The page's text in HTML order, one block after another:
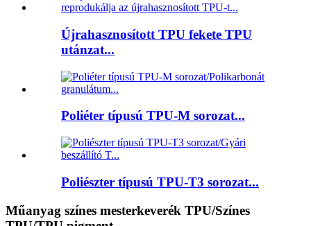
Újrahasznosított TPU fekete TPU
utánzat...
Poliéter típusú TPU-M sorozat...
Poliészter típusú TPU-T3 sorozat...
Műanyag színes mesterkeverék TPU/Színes